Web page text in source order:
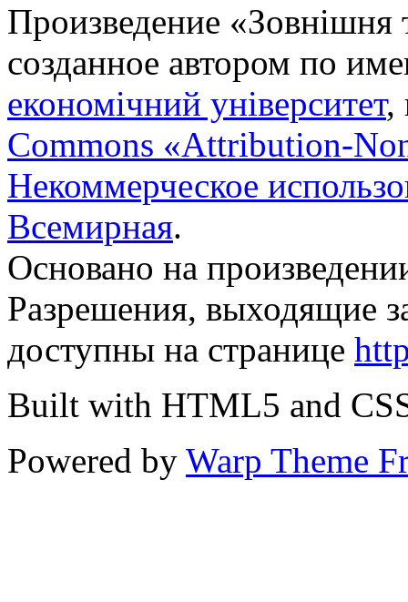
Произведение «Зовнішня
созданное автором по
економічний університет,
Commons «Attribution-
Некоммерческое
Всемирная.
Основано на
Разрешения, выходящие
доступны на странице
Built with HTML5 and
Powered by Warp Theme